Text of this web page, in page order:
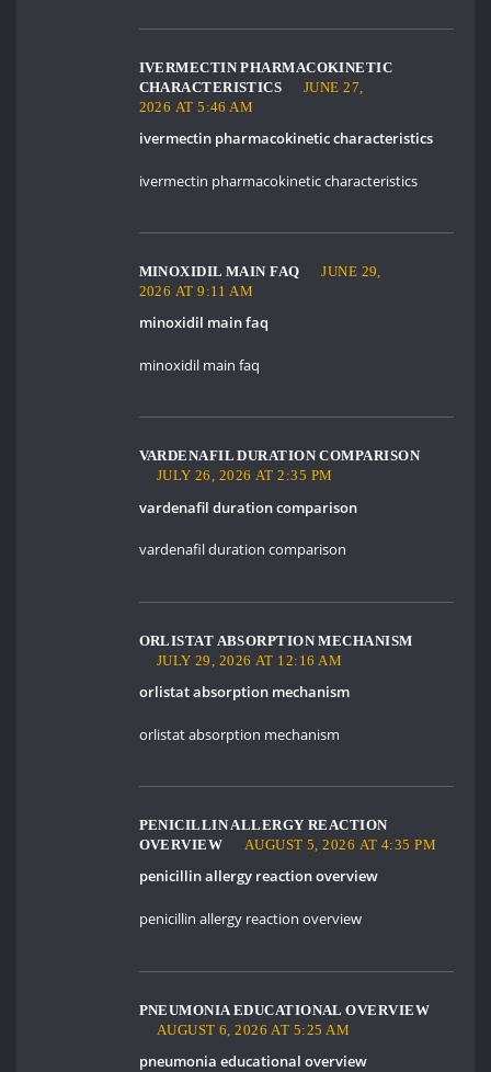
IVERMECTIN PHARMACOKINETIC
CHARACTERISTICS
JUNE 27,
2026 AT 5:46 AM
ivermectin pharmacokinetic characteristics
ivermectin pharmacokinetic characteristics
MINOXIDIL MAIN FAQ
JUNE 29,
2026 AT 9:11 AM
minoxidil main faq
minoxidil main faq
VARDENAFIL DURATION COMPARISON
JULY 26, 2026 AT 2:35 PM
vardenafil duration comparison
vardenafil duration comparison
ORLISTAT ABSORPTION MECHANISM
JULY 29, 2026 AT 12:16 AM
orlistat absorption mechanism
orlistat absorption mechanism
PENICILLIN ALLERGY REACTION
OVERVIEW
AUGUST 5, 2026 AT 4:35 PM
penicillin allergy reaction overview
penicillin allergy reaction overview
PNEUMONIA EDUCATIONAL OVERVIEW
AUGUST 6, 2026 AT 5:25 AM
pneumonia educational overview